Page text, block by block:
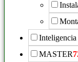
MASTER